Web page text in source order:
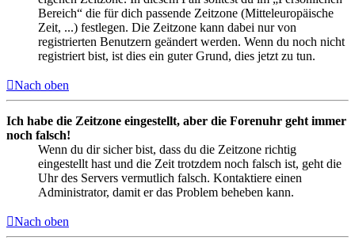
Bereich“ die für dich passende Zeitzone (Mitteleuropäische
Zeit, ...) festlegen. Die Zeitzone kann dabei nur von
registrierten Benutzern geändert werden. Wenn du noch nicht
registriert bist, ist dies ein guter Grund, dies jetzt zu tun.
Nach oben
Ich habe die Zeitzone eingestellt, aber die Forenuhr geht immer
noch falsch!
Wenn du dir sicher bist, dass du die Zeitzone richtig
eingestellt hast und die Zeit trotzdem noch falsch ist, geht die
Uhr des Servers vermutlich falsch. Kontaktiere einen
Administrator, damit er das Problem beheben kann.
Nach oben